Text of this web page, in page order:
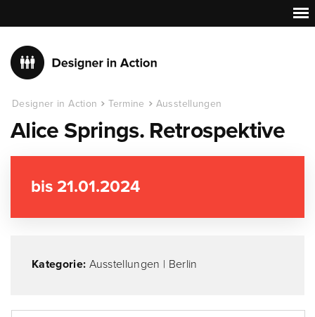
Designer in Action Termine Ausstellungen
Alice Springs. Retrospektive
bis 21.01.2024
Kategorie: Ausstellungen | Berlin